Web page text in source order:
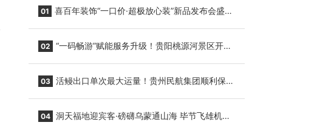
01 喜百年装饰“一口价·超极放心装”新品发布会盛大
02 “一码畅游”赋能服务升级！贵阳桃源河景区开
03 活鳗出口单次最大运量！贵州民航集团顺利保障
04 洞天福地迎宾客·磅礴乌蒙通山海 毕节飞雄机场